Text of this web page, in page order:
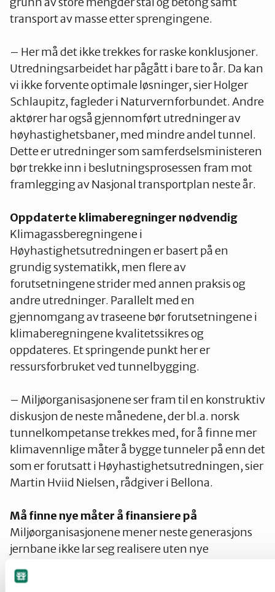
transport av masse etter sprengingene.
– Her må det ikke trekkes for raske konklusjoner.
Utredningsarbeidet har pågått i bare to år. Da kan
vi ikke forvente optimale løsninger, sier Holger
Schlaupitz, fagleder i Naturvernforbundet. Andre
aktører har også gjennomført utredninger av
høyhastighetsbaner, med mindre andel tunnel.
Dette er utredninger som samferdselsministeren
bør trekke inn i beslutningsprosessen fram mot
framlegging av Nasjonal transportplan neste år.
Oppdaterte klimaberegninger nødvendig
Klimagassberegningene i
Høyhastighetsutredningen er basert på en
grundig systematikk, men flere av
forutsetningene strider med annen praksis og
andre utredninger. Parallelt med en
gjennomgang av traseene bør forutsetningene i
klimaberegningene kvalitetssikres og
oppdateres. Et springende punkt her er
ressursforbruket ved tunnelbygging.
– Miljøorganisasjonene ser fram til en konstruktiv
diskusjon de neste månedene, der bl.a. norsk
tunnelkompetanse trekkes med, for å finne mer
klimavennlige måter å bygge tunneler på enn det
som er forutsatt i Høyhastighetsutredningen, sier
Martin Hviid Nielsen, rådgiver i Bellona.
Må finne nye måter å finansiere på
Miljøorganisasjonene mener neste generasjons
jernbane ikke lar seg realisere uten nye
finansieringsmetoder.